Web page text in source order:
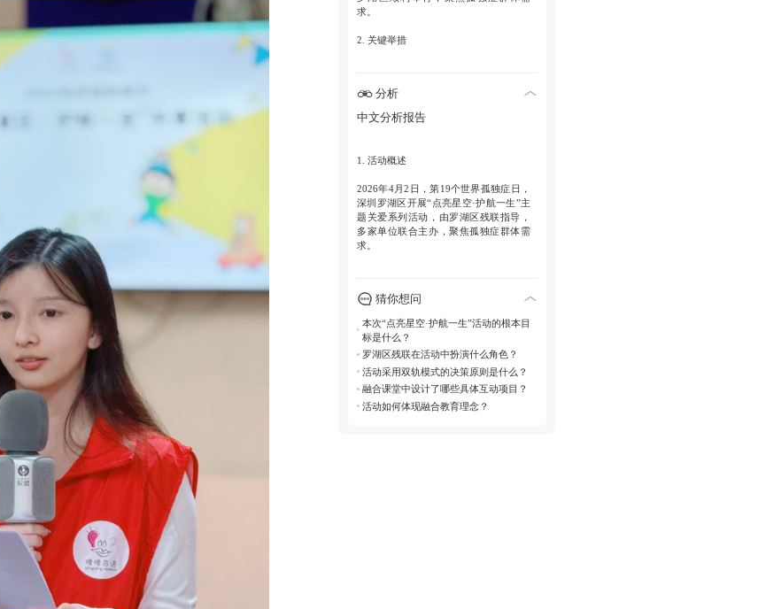
求。
2. 关键举措
3. 主要成果
推动孤独症全生命周期支持服务体系发
展，营造关爱社会氛围。
分析
中文分析报告
1. 活动概述
2026年4月2日，第19个世界孤独症日，
深圳罗湖区开展“点亮星空·护航一生”主
题关爱系列活动，由罗湖区残联指导，
多家单位联合主办，聚焦孤独症群体需
求。
活动采用“融合课堂+社区便民服务”双轨
模式上午在晴晴言语康复服务中心进行
彩绘、棉花糖制作等融合互动；下午在
独树阳光里社区提供言语测评、健康咨
询和义剪服务。
3.社会影响
活动为孤独症儿童及家庭提供实际支
猜你想问
本次“点亮星空·护航一生”活动的根本目
标是什么？
罗湖区残联在活动中扮演什么角色？
活动采用双轨模式的决策原则是什么？
融合课堂中设计了哪些具体互动项目？
活动如何体现融合教育理念？